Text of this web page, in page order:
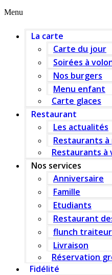
Menu
La carte
Carte du jour
Soirées à
Nos burgers
Menu enfant
Carte glaces
Restaurant
Les actualités
Restaurants
Restaurants à
Nos services
Anniversaire
Famille
Etudiants
Restaurant
flunch traiteur
Livraison
Réservation
Fidélité